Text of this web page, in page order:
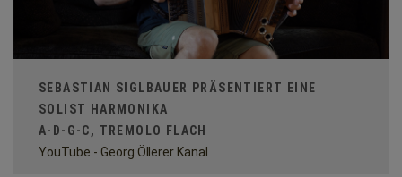
SEBASTIAN SIGLBAUER PRÄSENTIERT EINE
SOLIST HARMONIKA
A-D-G-C, TREMOLO FLACH
YouTube - Georg Öllerer Kanal